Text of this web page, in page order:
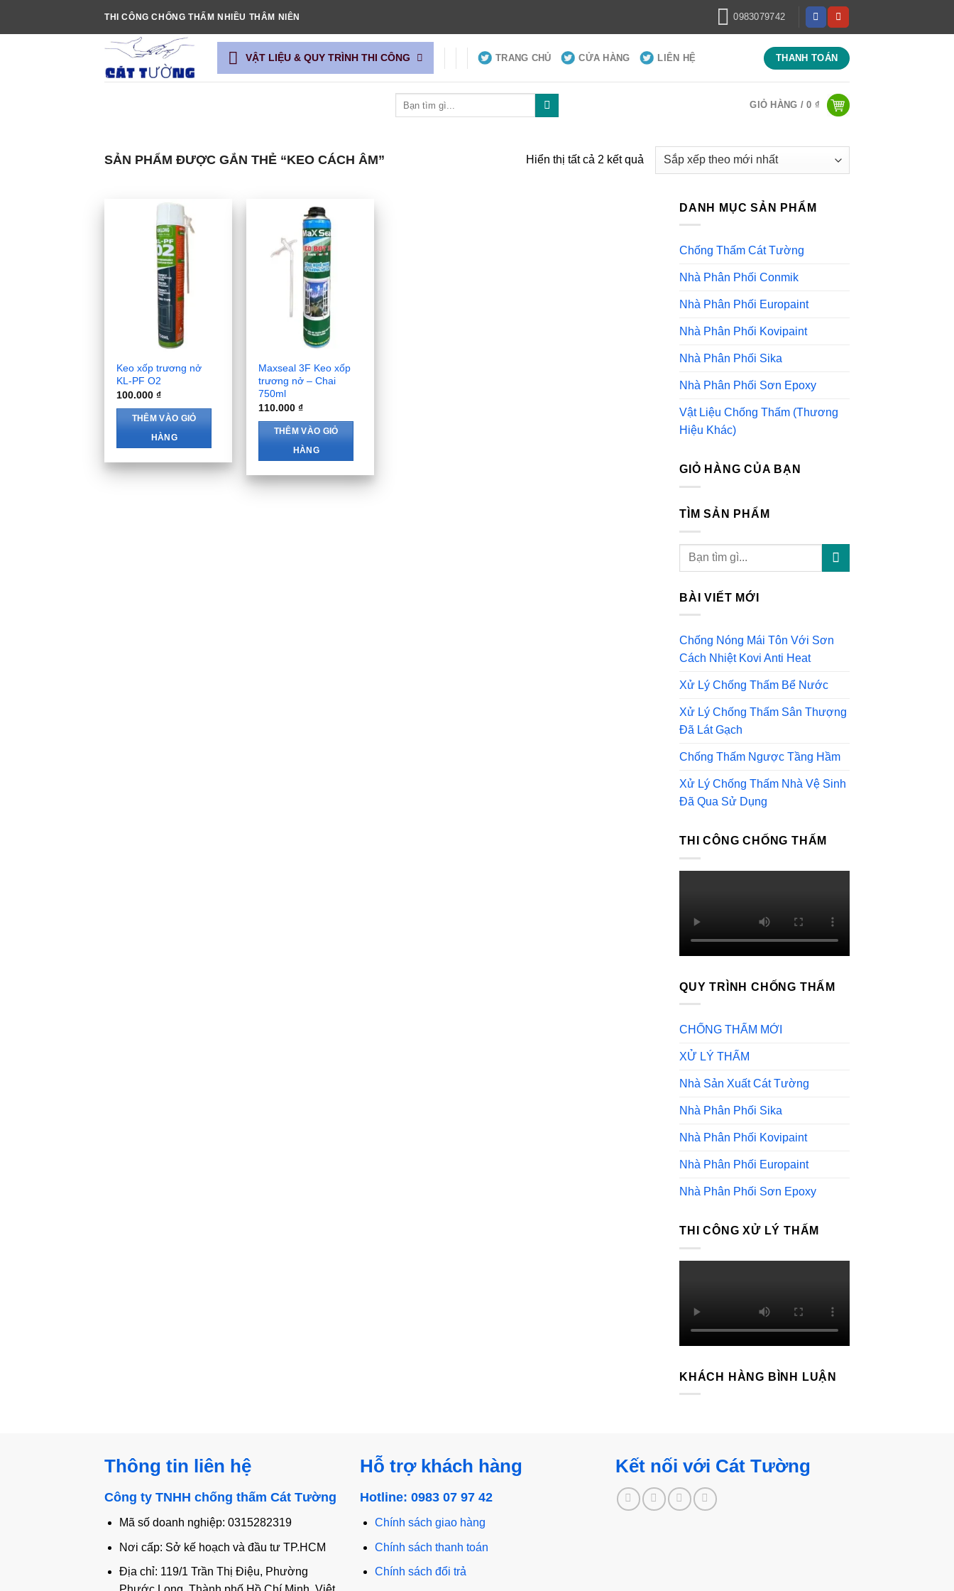
THI CÔNG CHỐNG THẤM NHIỀU THÂM NIÊN 0983079742
VẬT LIỆU & QUY TRÌNH THI CÔNG TRANG CHỦ CỬA HÀNG LIÊN HỆ THANH TOÁN
kiếm:
GIỎ HÀNG /0 ₫
SẢN PHẨM ĐƯỢC GẮN THẺ “KEO CÁCH ÂM” Hiển thị tất cả 2 kết quảĐã
sắp
Keo xốp trương nở
KL-PF O2
100.000₫
THÊM VÀO GIỎ
HÀNG
Maxseal 3F Keo xốp
trương nở – Chai
750ml
110.000₫
THÊM VÀO GIỎ
HÀNG
DANH MỤC SẢN PHẨM
Chống Thấm Cát Tường
Nhà Phân Phối Conmik
Nhà Phân Phối Europaint
Nhà Phân Phối Kovipaint
Nhà Phân Phối Sika
Nhà Phân Phối Sơn Epoxy
Vật Liệu Chống Thấm (Thương
Hiệu Khác)
GIỎ HÀNG CỦA BẠN
TÌM SẢN PHẨM
Tìm
BÀI VIẾT MỚI
Chống Nóng Mái Tôn Với Sơn
Cách Nhiệt Kovi Anti Heat
Xử Lý Chống Thấm Bể Nước
Xử Lý Chống Thấm Sân Thượng
Đã Lát Gạch
Chống Thấm Ngược Tầng Hầm
Xử Lý Chống Thấm Nhà Vệ Sinh
Đã Qua Sử Dụng
THI CÔNG CHỐNG THẤM
QUY TRÌNH CHỐNG THẤM
CHỐNG THẤM MỚI
XỬ LÝ THẤM
Nhà Sản Xuất Cát Tường
Nhà Phân Phối Sika
Nhà Phân Phối Kovipaint
Nhà Phân Phối Europaint
Nhà Phân Phối Sơn Epoxy
THI CÔNG XỬ LÝ THẤM
KHÁCH HÀNG BÌNH LUẬN
Thông tin liên hệ
Công ty TNHH chống thấm Cát Tường
Mã số doanh nghiệp: 0315282319
Nơi cấp: Sở kế hoạch và đầu tư TP.HCM
Địa chỉ: 119/1 Trần Thị Điệu, Phường
Hỗ trợ khách hàng
Hotline: 0983 07 97 42
Chính sách giao hàng
Chính sách thanh toán
Chính sách đổi trả
Kết nối với Cát Tường